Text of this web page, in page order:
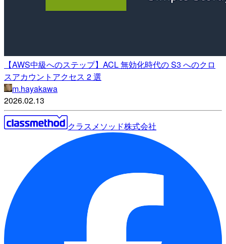
【AWS中級へのステップ】ACL 無効化時代の S3 へのクロ
スアカウントアクセス 2 選
m.hayakawa
2026.02.13
クラスメソッド株式会社